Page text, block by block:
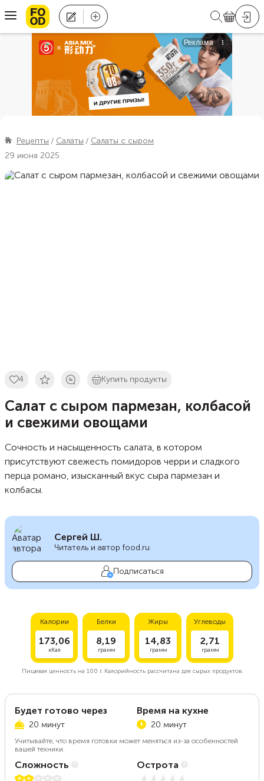
Рецепты Салаты
Салаты с сыром
29 июня 2025
4 Купить продукты
Салат с сыром пармезан, колбасой
и свежими овощами
Сочность и насыщенность салата, в котором
присутствуют свежесть помидоров черри и сладкого
перца романо, изысканный вкус сыра пармезан и
колбасы.
Сергей Ш.
Читатель и автор food.ru
Подписаться
Калории
173,06
кКал
Белки
8,19
грамм
Жиры
14,83
грамм
Углеводы
2,71
грамм
Пищевая ценность на 100 г.Калорийность рассчитана для сырых продуктов.
Будет готово через
20 минут
Время на кухне
20 минут
Учитывайте, что время готовки может меняться из-за особенностей
вашей техники.
Сложность
Острота